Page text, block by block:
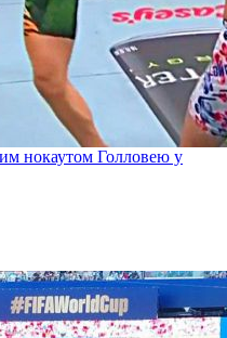
нокаутом Голловею у